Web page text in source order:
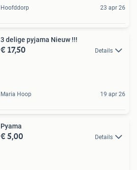
Hoofddorp 23 apr 26
3 delige pyjama Nieuw !!!
€ 17,50 Details
Maria Hoop 19 apr 26
Pyama
€ 5,00 Details